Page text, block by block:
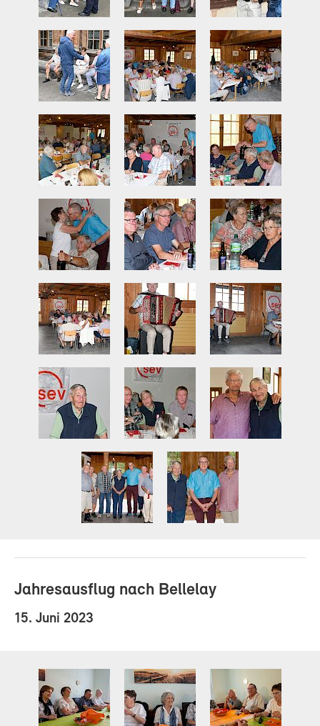
Jahresausflug nach Bellelay
15. Juni 2023